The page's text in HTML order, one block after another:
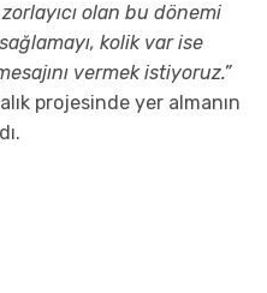
olan bu dönemi
kolik var ise
vermek istiyoruz.”
projesinde yer almanın